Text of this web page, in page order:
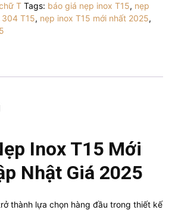
T Tags: báo giá nẹp inox T15, nẹp
304 T15, nẹp inox T15 mới nhất 2025,
Inox T15 Mới
Nhật Giá 2025
thành lựa chọn hàng đầu trong thiết kế